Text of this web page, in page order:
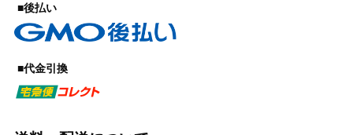
■後払い
■代金引換